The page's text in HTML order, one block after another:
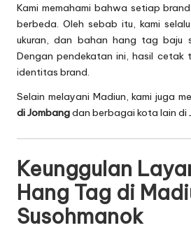
Kami memahami bahwa setiap
berbeda. Oleh sebab itu, kami
ukuran, dan bahan hang tag baju
Dengan pendekatan ini, hasil cetak
identitas brand.
Selain melayani Madiun, kami juga
di Jombangdan berbagai kota lain di
Keunggulan
Hang Tag di
Susohmanok